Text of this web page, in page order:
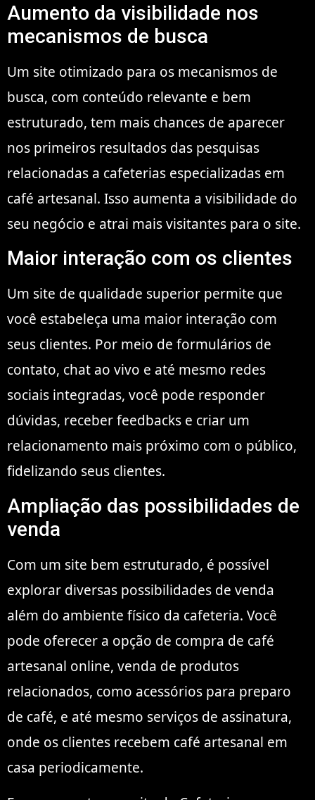
Aumento da visibilidade nos
mecanismos de busca
Um site otimizado para os mecanismos de
busca, com conteúdo relevante e bem
estruturado, tem mais chances de aparecer
nos primeiros resultados das pesquisas
relacionadas a cafeterias especializadas em
café artesanal. Isso aumenta a visibilidade do
seu negócio e atrai mais visitantes para o site.
Maior interação com os clientes
Um site de qualidade superior permite que
você estabeleça uma maior interação com
seus clientes. Por meio de formulários de
contato, chat ao vivo e até mesmo redes
sociais integradas, você pode responder
dúvidas, receber feedbacks e criar um
relacionamento mais próximo com o público,
fidelizando seus clientes.
Ampliação das possibilidades de
venda
Com um site bem estruturado, é possível
explorar diversas possibilidades de venda
além do ambiente físico da cafeteria. Você
pode oferecer a opção de compra de café
artesanal online, venda de produtos
relacionados, como acessórios para preparo
de café, e até mesmo serviços de assinatura,
onde os clientes recebem café artesanal em
casa periodicamente.